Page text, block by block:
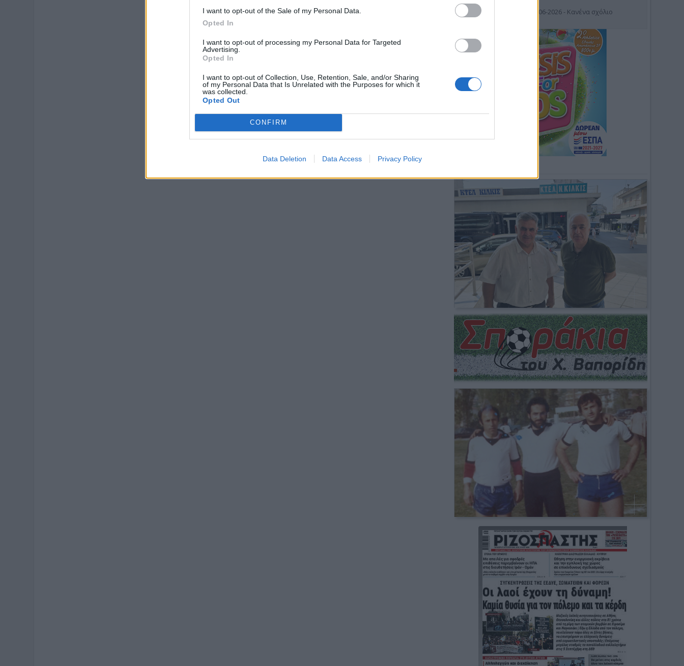
I want to opt-out of the Sale of my Personal Data.
Opted In
I want to opt-out of processing my Personal Data for Targeted
Advertising.
Opted In
I want to opt-out of Collection, Use, Retention, Sale, and/or Sharing
of my Personal Data that Is Unrelated with the Purposes for which it
was collected.
Opted Out
CONFIRM
Data Deletion Data Access Privacy Policy
19-06-2026 - Κανένα σχόλιο